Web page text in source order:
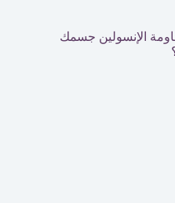
الإنسولين جسمك